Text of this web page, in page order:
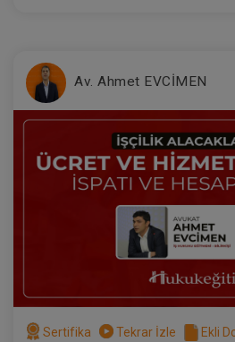
Av. Ahmet EVCİMEN
Sertifika Tekrar İzle Ekli